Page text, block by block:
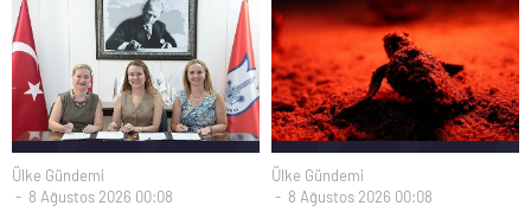
Ülke Gündemi
8 Ağustos 2026 00:08
Ülke Gündemi
8 Ağustos 2026 00:08